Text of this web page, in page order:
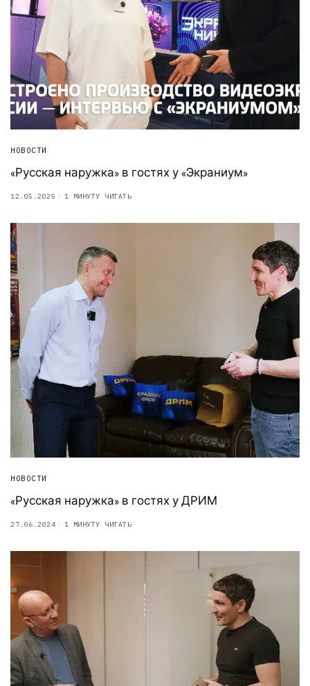
НОВОСТИ
«Русская наружка» в гостях у «Экраниум»
12.05.2025 1 МИНУТУ ЧИТАТЬ
НОВОСТИ
«Русская наружка» в гостях у ДРИМ
27.06.2024 1 МИНУТУ ЧИТАТЬ